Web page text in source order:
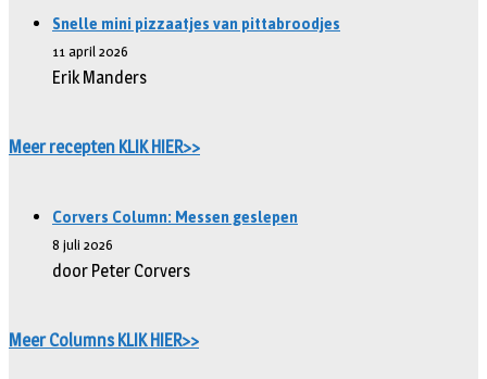
Snelle mini pizzaatjes van pittabroodjes
11 april 2026
Erik Manders
Meer recepten KLIK HIER>>
Corvers Column: Messen geslepen
8 juli 2026
door Peter Corvers
Meer Columns KLIK HIER>>